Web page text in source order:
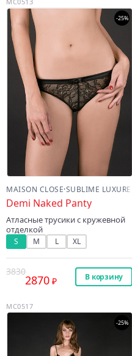
MAISON CLOSE·SUBLIME LUXURE
Demi Naked Panty
Атласные трусики с кружевной
отделкой
S M L XL
3830
2870
-25%
В корзину
MC0517
-25%